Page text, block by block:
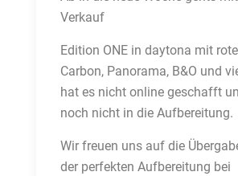
Verkauf
Edition ONE in daytona mit
Carbon, Panorama, B&O und
hat es nicht online geschafft
noch nicht in die Aufbereitung.
Wir freuen uns auf die
der perfekten Aufbereitung bei